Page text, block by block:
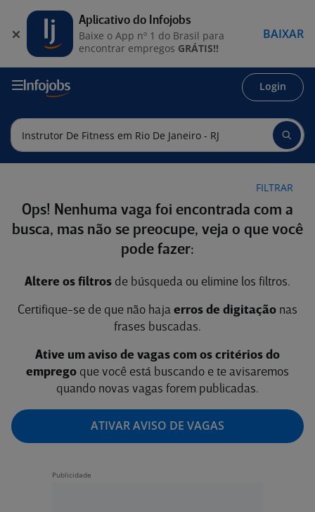
Login
FILTRAR
Ops! Nenhuma vaga foi encontrada com a
busca, mas não se preocupe, veja o que você
pode fazer:
Altere os filtros de búsqueda ou elimine los filtros.
Certifique-se de que não haja erros de digitação nas
frases buscadas.
Ative um aviso de vagas com os critérios do
emprego que você está buscando e te avisaremos
quando novas vagas forem publicadas.
ATIVAR AVISO DE VAGAS
Aplicativo do Infojobs
Baixe o App nº 1 do Brasil para
encontrar empregos GRÁTIS!!
BAIXAR